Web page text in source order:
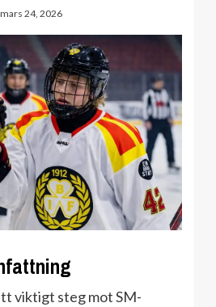
mars 24, 2026
viktigt steg mot SM-